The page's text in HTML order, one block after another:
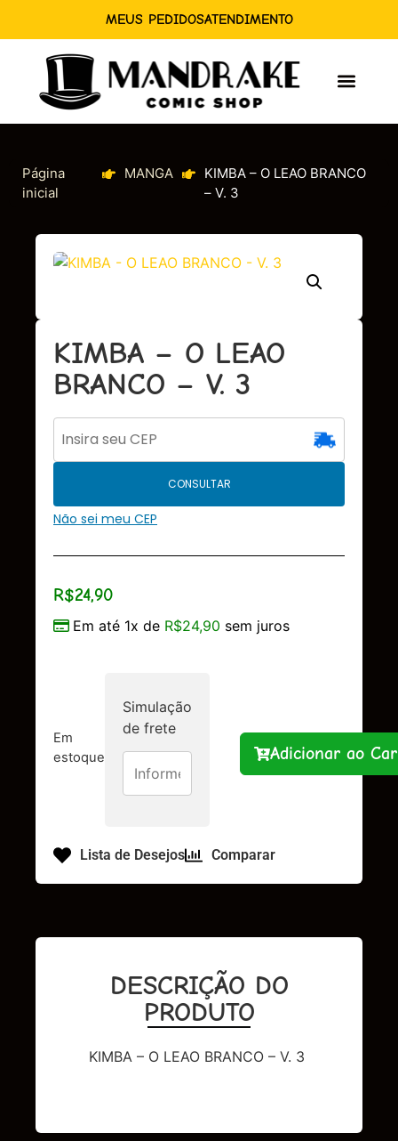
MEUS PEDIDOSATENDIMENTO
Página
inicial
MANGA
KIMBA – O LEAO BRANCO
– V. 3
KIMBA – O LEAO
BRANCO – V. 3
CONSULTAR
Não sei meu CEP
R$24,90
Em até 1x de R$24,90 sem juros
Em
estoque
Simulação
de frete
Adicionar ao
Lista de Desejos Comparar
DESCRIÇÃO DO
PRODUTO
KIMBA – O LEAO BRANCO – V. 3